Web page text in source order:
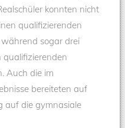
konnten nicht
qualifizierenden
sogar drei
qualifizierenden
Auch die im
bereiteten auf
auf die gymnasiale